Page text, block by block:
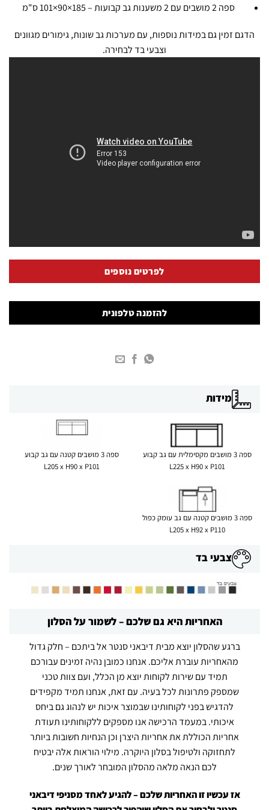
ספה 2 מושבים עם 2 משענות גב קבועות – 185×90×101 ס"מ
הדגם זמין גם במידות נוספות, עם מערכות גב שונות, גימורים מגוונים
וצבעי בד לבחירה.
לפרטים נוספים
להזמנה טלפונית
מידות
ספה 3 מושבים מקסימלית עם גב קבוע
L225 x H90 x P101
ספה 3 מושבים קטנה עם גב קבוע
L205 x H90 x P101
ספה 3 מושבים קטנה עם גב עומק כפול
L205 x H92 x P110
צבעי בד
האחריות היא גם שלכם – לשמור על הסלון
ברגע שהסלון יוצא מבית דיבאני סנטר אל ביתכם – חלק גדול
מהאחריות עוברת אליכם. אנחנו כמובן נהיה זמינים עבורכם
תמיד עם שירות לקוחות יוצא מן הכלל, ועם צוות טכני
שמספק פתרונות לכל בעיה. עם זאת, אנחנו תמיד מקפידים
להדגיש בפני לקוחותינו שבמוצר איכות יש לנהוג גם ביחס
איכותי. במעמד הרכישה אנו מספקים ללקוחותינו תעודת
אחריות הכוללת את אחריות היצרן וכן הנחיות חשובות ביותר
לתחזוקה ולטיפול בסלון היוקרה. מילוי הוראות אלה יבטיח
לכם הנאה מלאה מהסלון המובחר לאורך שנים.
אז עכשיו זו האחריות שלכם – להגיע לאחד מסניפי דיבאני